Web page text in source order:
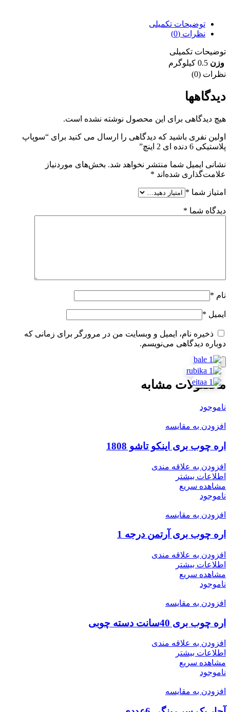
توضیحات تکمیلی
نظرات (0)
توضیحات تکمیلی
وزن 0.5 کیلوگرم
نظرات (0)
دیدگاهها
هیچ دیدگاهی برای این محصول نوشته نشده است.
اولین نفری باشید که دیدگاهی را ارسال می کنید برای “سوپاپ
پلاستیکی 6 دنده ای 2 اینچ”
نشانی ایمیل شما منتشر نخواهد شد. بخش‌های موردنیاز
علامت‌گذاری شده‌اند *
امتیاز شما *
دیدگاه شما *
نام *
ایمیل *
ذخیره نام، ایمیل و وبسایت من در مرورگر برای زمانی که
دوباره دیدگاهی می‌نویسم.
محصولات مشابه
ناموجود
افزودن به مقایسه
اره چوب بری اینکو تاشو 1808
افزودن به علاقه مندی
اطلاعات بیشتر
مشاهده سریع
ناموجود
افزودن به مقایسه
اره چوب بری آرتمن درجه 1
افزودن به علاقه مندی
اطلاعات بیشتر
مشاهده سریع
ناموجود
افزودن به مقایسه
اره چوب بری 40سانت دسته چوبی
افزودن به علاقه مندی
اطلاعات بیشتر
مشاهده سریع
ناموجود
افزودن به مقایسه